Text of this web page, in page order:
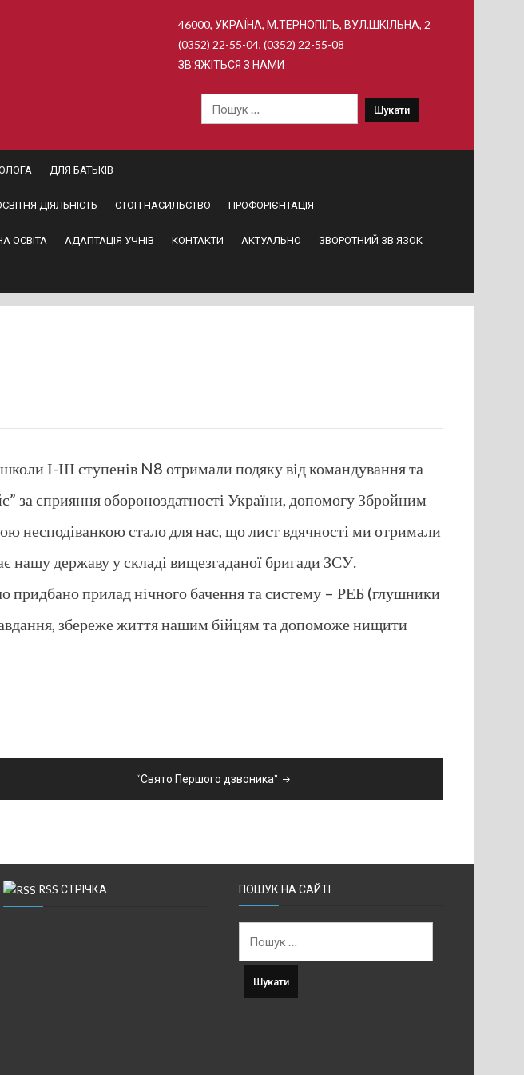
46000, УКРАЇНА, М.ТЕРНОПІЛЬ, ВУЛ.ШКІЛЬНА, 2
(0352) 22-55-04, (0352) 22-55-08
ЗВ'ЯЖІТЬСЯ З НАМИ
ДЛЯ БАТЬКІВ
ДІЯЛЬНІСТЬ СТОП НАСИЛЬСТВО ПРОФОРІЄНТАЦІЯ
ОСВІТА АДАПТАЦІЯ УЧНІВ КОНТАКТИ АКТУАЛЬНО ЗВОРОТНИЙ ЗВ’ЯЗОК
І-ІІІ ступенів N8 отримали подяку від командування та
за сприяння обороноздатності України, допомогу Збройним
несподіванкою стало для нас, що лист вдячності ми отримали
державу у складі вищезгаданої бригади ЗСУ.
придбано прилад нічного бачення та систему – РЕБ (глушники
збереже життя нашим бійцям та допоможе нищити
“Свято Першого дзвоника”
RSS СТРІЧКА ПОШУК НА САЙТІ